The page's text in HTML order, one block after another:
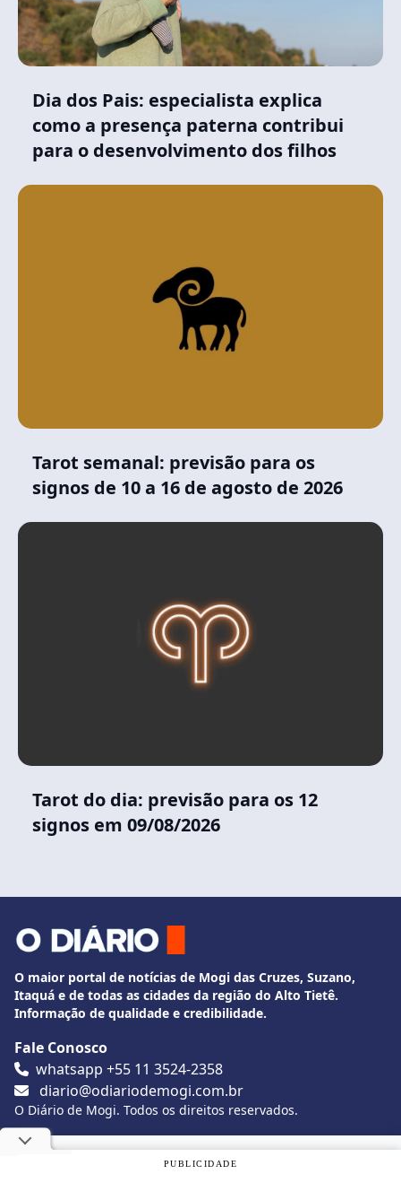
Dia dos Pais: especialista explica
como a presença paterna contribui
para o desenvolvimento dos filhos
Tarot semanal: previsão para os
signos de 10 a 16 de agosto de 2026
Tarot do dia: previsão para os 12
signos em 09/08/2026
O maior portal de notícias de Mogi das Cruzes, Suzano,
Itaquá e de todas as cidades da região do Alto Tietê.
Informação de qualidade e credibilidade.
Fale Conosco
whatsapp +55 11 3524-2358
diario@odiariodemogi.com.br
O Diário de Mogi. Todos os direitos reservados.
Siga O Diário nas redes sociais
Utilizamos cookies, de acordo com a nossa
PUBLICIDADE